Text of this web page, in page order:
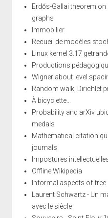
Erdős-Gallai theorem
graphs
Immobilier
Recueil de modèles
Linux kernel 3.17
Productions
Wigner about level
Random walk, Dirichlet
À bicyclette...
Probability and arXiv
medals
Mathematical citation
journals
Impostures
Offline Wikipedia
Informal aspects of free
Laurent Schwartz - Un
avec le siècle